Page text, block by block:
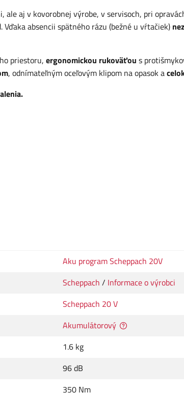
ale aj v kovorobnej výrobe, v servisoch, pri
absencii spätného rázu (bežné u vŕtačiek)
priestoru, ergonomickou rukoväťou s
, odnímateľným oceľovým klipom na opasok a
Aku program Scheppach 20V
Scheppach / Informace o výrobci
Scheppach 20 V
Akumulátorový
1.6 kg
96 dB
350 Nm